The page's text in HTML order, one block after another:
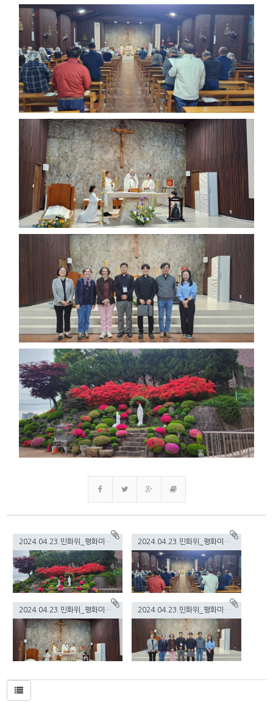
2024.04.23.민화위_평화미사4.jpg(703.22KB) 2024.04.23.민화위_평화미사3.jpg(492.72KB)
2024.04.23.민화위_평화미사2.jpg(615.9KB) 2024.04.23.민화위_평화미사.jpg(575.37KB)